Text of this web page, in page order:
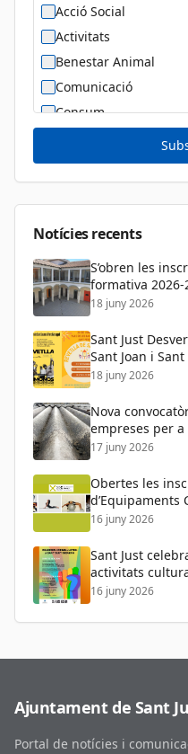
Acció Social
Activitats
Benestar Animal
Comunicació
Consum
Diversitat Sexual i de
Dona
Notícies recents
S’obren les
formativa
de Persones
18 juny 2026
Sant Just
Sant Joan i
per a tots els
18 juny 2026
Nova
empreses per
17 juny 2026
Obertes les
d’Equipaments
16 juny 2026
Sant Just
activitats
16 juny 2026
Ajuntament de Sant
Portal de notícies i